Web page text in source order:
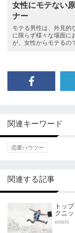
女性にモテない
ナー
モテる男性は、外見的
に限らず様々な場面に
が、女性からモテるの
関連キーワード
恋愛ハウツー
関連する記事
トッ
クニ
enishi